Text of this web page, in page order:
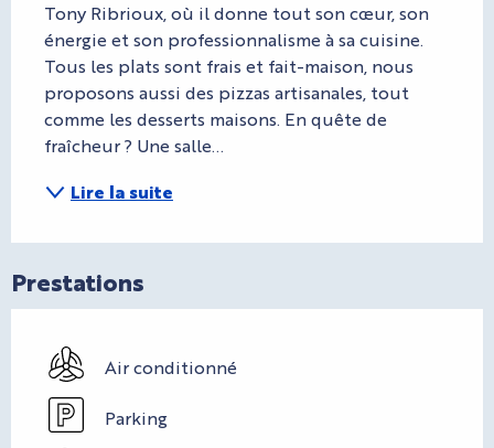
Tony Ribrioux, où il donne tout son cœur, son
énergie et son professionnalisme à sa cuisine.
Tous les plats sont frais et fait-maison, nous
proposons aussi des pizzas artisanales, tout
comme les desserts maisons. En quête de
fraîcheur ? Une salle...
Lire la suite
Prestations
Air conditionné
Parking